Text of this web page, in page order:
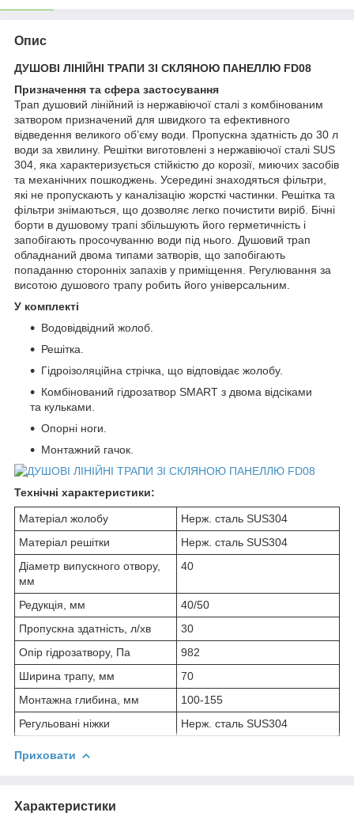
Опис
ДУШОВІ ЛІНІЙНІ ТРАПИ ЗІ СКЛЯНОЮ ПАНЕЛЛЮ FD08
Призначення та сфера застосування
Трап душовий лінійний із нержавіючої сталі з комбінованим
затвором призначений для швидкого та ефективного
відведення великого об’єму води. Пропускна здатність до 30 л
води за хвилину. Решітки виготовлені з нержавіючої сталі SUS
304, яка характеризується стійкістю до корозії, миючих засобів
та механічних пошкоджень. Усередині знаходяться фільтри,
які не пропускають у каналізацію жорсткі частинки. Решітка та
фільтри знімаються, що дозволяє легко почистити виріб. Бічні
борти в душовому трапі збільшують його герметичність і
запобігають просочуванню води під нього. Душовий трап
обладнаний двома типами затворів, що запобігають
попаданню сторонніх запахів у приміщення. Регулювання за
висотою душового трапу робить його універсальним.
У комплекті
Водовідвідний жолоб.
Решітка.
Гідроізоляційна стрічка, що відповідає жолобу.
Комбінований гідрозатвор SMART з двома відсіками
та кульками.
Опорні ноги.
Монтажний гачок.
Технічні характеристики:
Матеріал жолобу
Нерж. сталь SUS304
Матеріал решітки
Нерж. сталь SUS304
Діаметр випускного отвору,
мм
40
Редукція, мм
40/50
Пропускна здатність, л/хв
30
Опір гідрозатвору, Па
982
Ширина трапу, мм
70
Монтажна глибина, мм
100-155
Регульовані ніжки
Нерж. сталь SUS304
Приховати
Характеристики